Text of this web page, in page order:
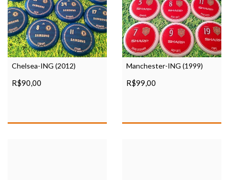
Chelsea-ING (2012)
R$90,00
Manchester-ING (1999)
R$99,00